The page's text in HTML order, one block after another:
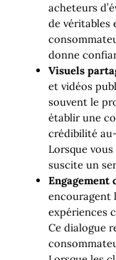
acheteurs
de véritables
donne
Visuels
et vidéos
souvent le
établir une
crédibilité
Lorsque
suscite un
Engagement
encouragent
expériences
Ce dialogue